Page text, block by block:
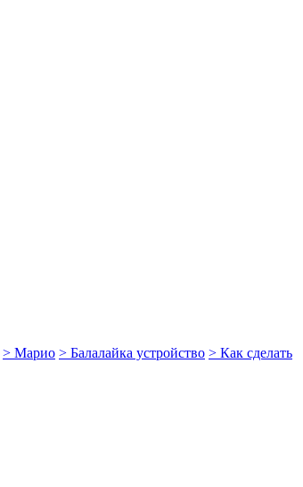
> Марио > Балалайка устройство > Как сделать